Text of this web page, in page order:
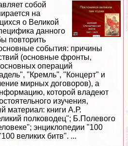
собой
на
о Великой
данного
повторить
события: причины
(основные фронты,
операций
"Кремль", "Концерт" и
мирных договоров), а
которой владеют
изучения,
материал: книги А.Р.
полководец"; Б.Полевого
энциклопедии "100
великих битв". ...